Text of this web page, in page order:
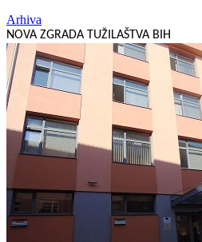
Arhiva
NOVA ZGRADA TUŽILAŠTVA BIH